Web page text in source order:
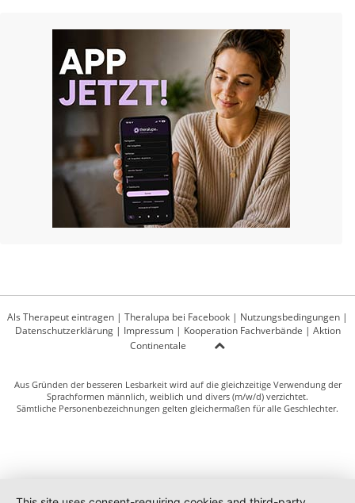
Als Therapeut eintragen | Theralupa bei Facebook | Nutzungsbedingungen |
Datenschutzerklärung| Impressum| Kooperation Fachverbände | Aktion
Continentale
Aus Gründen der besseren Lesbarkeit wird auf die gleichzeitige Verwendung der
Sprachformen männlich, weiblich und divers (m/w/d) verzichtet.
Sämtliche Personenbezeichnungen gelten gleichermaßen für alle Geschlechter.